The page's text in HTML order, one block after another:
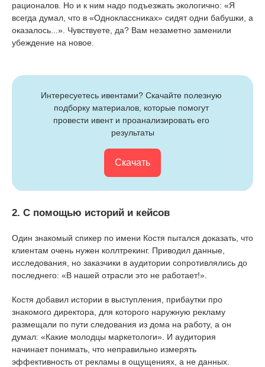
рационалов. Но и к ним надо подъезжать экологично: «Я
всегда думал, что в «Одноклассниках» сидят одни бабушки, а
оказалось...». Чувствуете, да? Вам незаметно заменили
убеждение на новое.
Интересуетесь ивентами? Скачайте полезную
подборку материалов, которые помогут
провести ивент и проанализировать его
результаты
Скачать
2. С помощью историй и кейсов
Один знакомый спикер по имени Костя пытался доказать, что
клиентам очень нужен коллтрекинг. Приводил данные,
исследования, но заказчики в аудитории сопротивлялись до
последнего: «В нашей отрасли это не работает!».
Костя добавил истории в выступления, прибаутки про
знакомого директора, для которого наружную рекламу
размещали по пути следования из дома на работу, а он
думал: «Какие молодцы маркетологи». И аудитория
начинает понимать, что неправильно измерять
эффективность от рекламы в ощущениях, а не данных.